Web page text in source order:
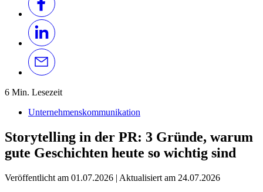
6 Min. Lesezeit
Unternehmenskommunikation
Storytelling in der PR: 3 Gründe, warum
gute Geschichten heute so wichtig sind
Veröffentlicht am 01.07.2026 | Aktualisiert am 24.07.2026